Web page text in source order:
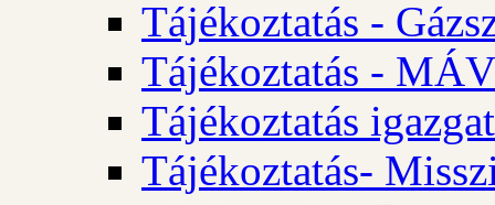
Tájékoztatás -
Tájékoztatás -
Tájékoztatás
Tájékoztatás-